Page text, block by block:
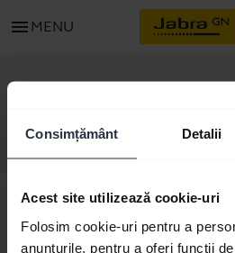
Consimțământ Detalii
Acest site utilizează cookie-uri
Folosim cookie-uri pentru a
anunțurile, pentru a oferi funcții
menu MENU